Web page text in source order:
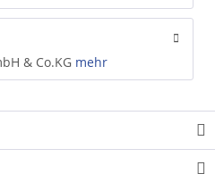
& Co.KG mehr